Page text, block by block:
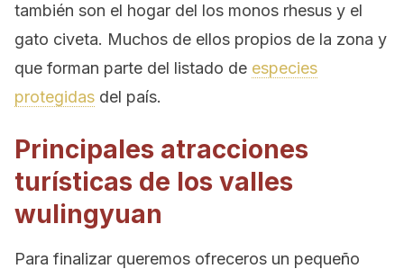
también son el hogar del los monos rhesus y el
gato civeta. Muchos de ellos propios de la zona y
que forman parte del listado de especies
protegidas del país.
Principales atracciones
turísticas de los valles
wulingyuan
Para finalizar queremos ofreceros un pequeño